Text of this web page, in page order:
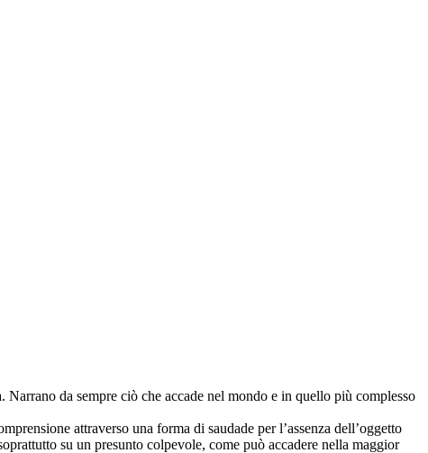
da sempre ciò che accade nel mondo e in quello più complesso
attraverso una forma di saudade per l’assenza dell’oggetto
su un presunto colpevole, come può accadere nella maggior